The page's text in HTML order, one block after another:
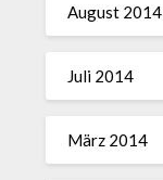
August 2014
Juli 2014
März 2014